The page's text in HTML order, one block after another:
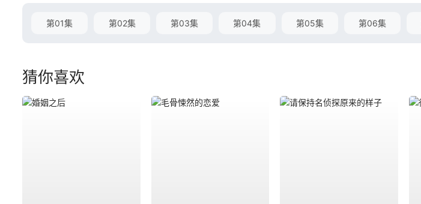
第01集 第02集 第03集 第04集 第05集 第06集
猜你喜欢